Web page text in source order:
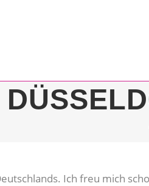
Ich freu mich